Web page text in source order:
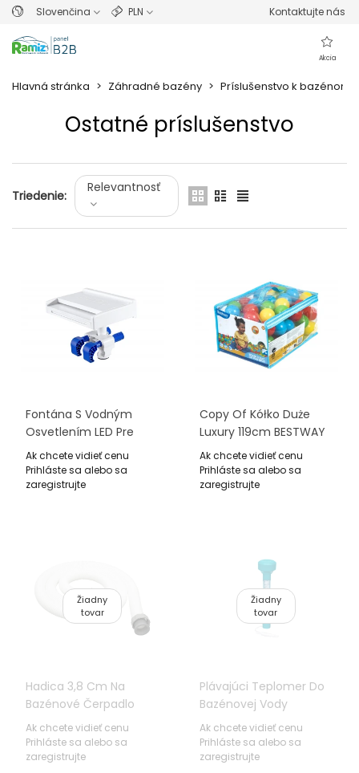
Slovenčina PLN Kontaktujte nás
Akcia
Hlavná stránka > Záhradné bazény > Príslušenstvo k bazénom
Ostatné príslušenstvo
Triedenie:
Relevantnosť
Fontána S Vodným
Osvetlením LED Pre
Záhradné Bazény
BESTWAY 8 Režimov
Ak chcete vidieť cenu
Prihláste sa alebo sa
zaregistrujte
Copy Of Kółko Duże
Luxury 119cm BESTWAY
Ak chcete vidieť cenu
Prihláste sa alebo sa
zaregistrujte
Žiadny
tovar
Hadica 3,8 Cm Na
Bazénové Čerpadlo
Rúra BESTWAY
Ak chcete vidieť cenu
Prihláste sa alebo sa
zaregistrujte
Žiadny
tovar
Plávajúci Teplomer Do
Bazénovej Vody
BESTWAY
Ak chcete vidieť cenu
Prihláste sa alebo sa
zaregistrujte